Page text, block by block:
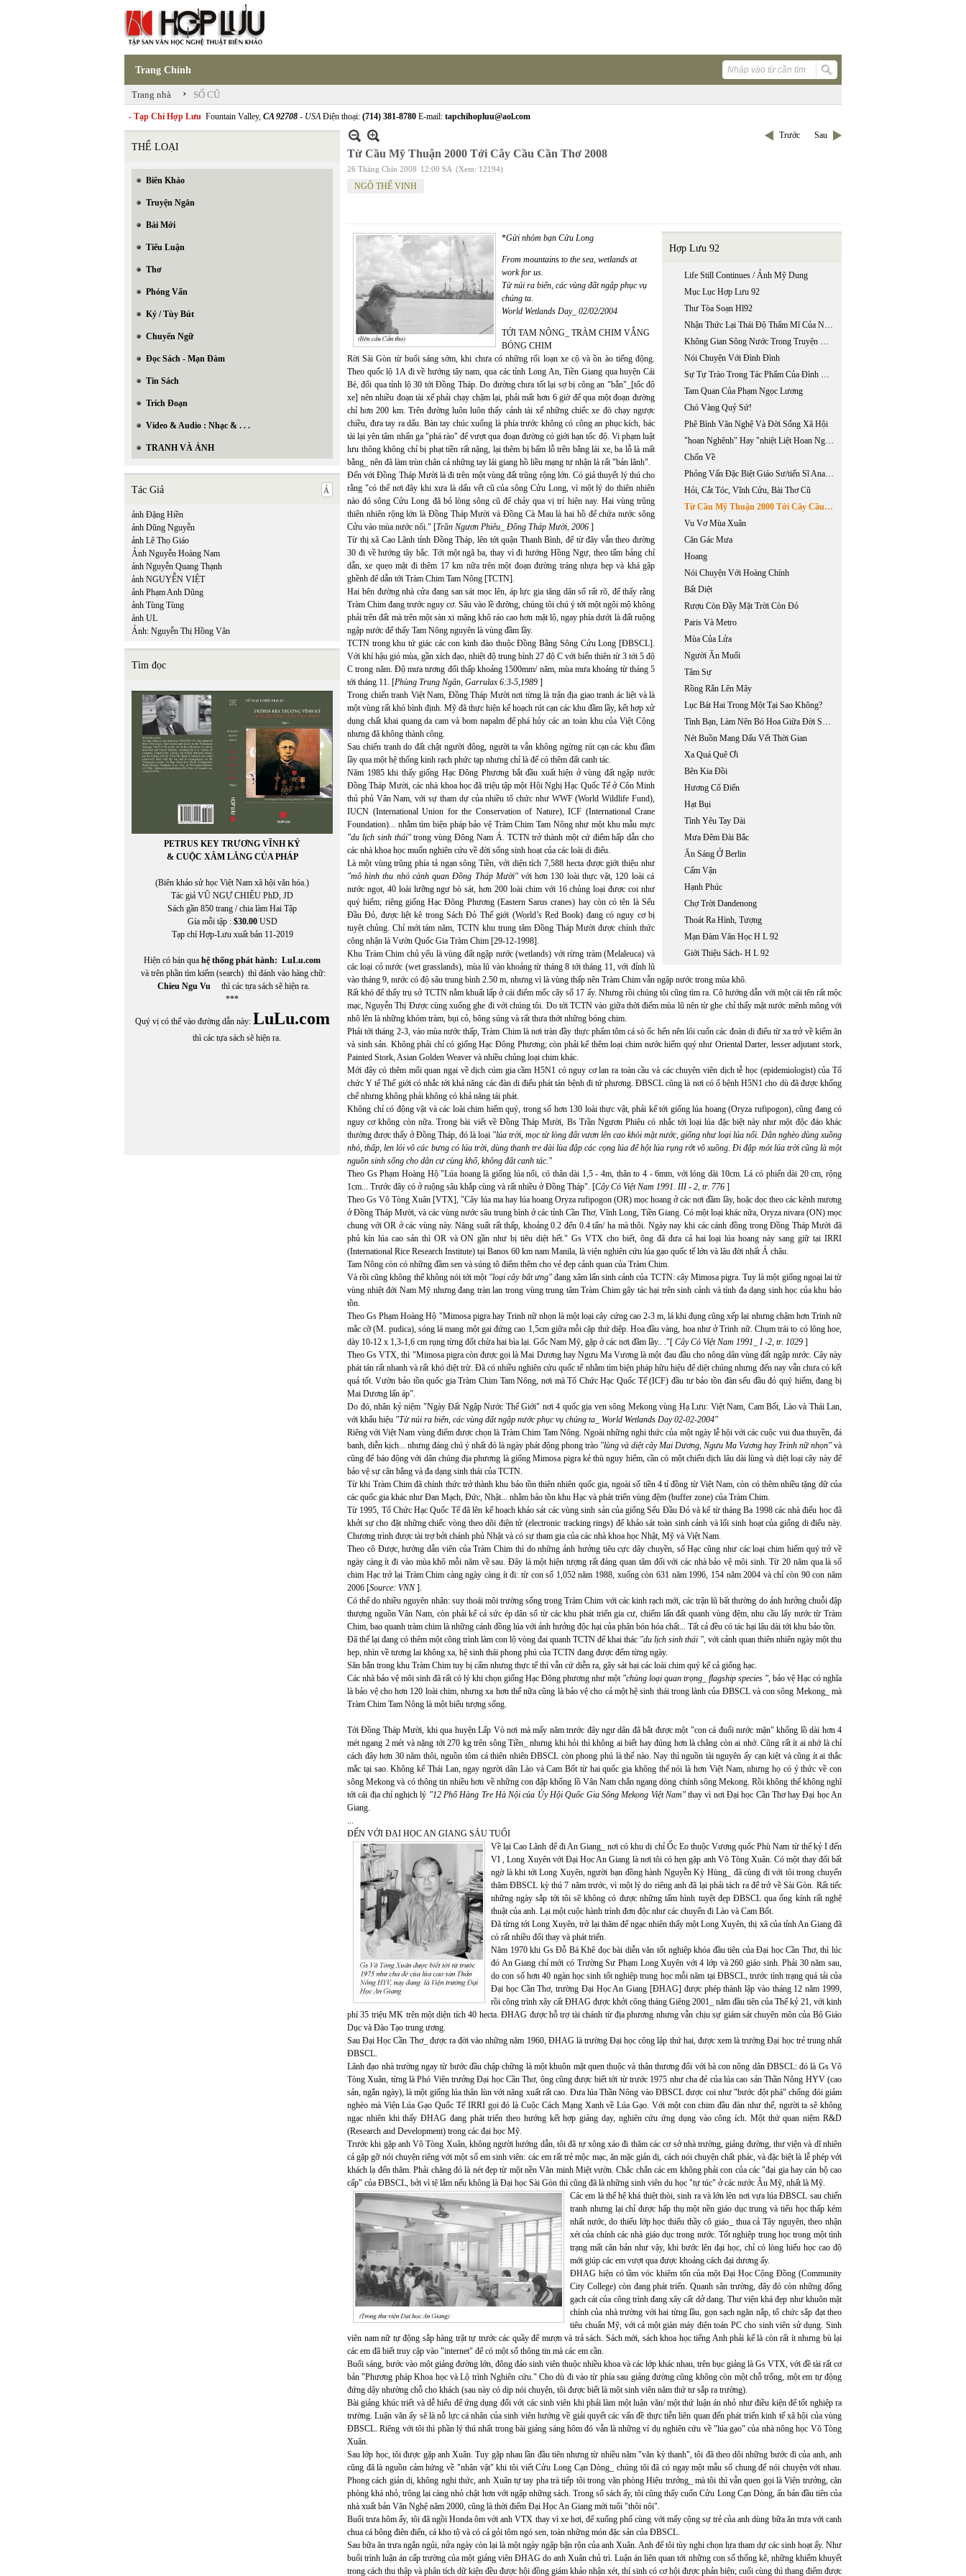
Trang Chính
Trang nhà › SỐ CŨ
- Tạp Chí Hợp Lưu Fountain Valley, CA 92708 - USAĐiện thoại: (714) 381-8780 E-mail: tapchihopluu@aol.com
THỂ LOẠI
Biên Khảo
Truyện Ngắn
Bài Mới
Tiểu Luận
Thơ
Phỏng Vấn
Ký / Tùy Bút
Chuyển Ngữ
Đọc Sách - Mạn Đàm
Tin Sách
Trích Đoạn
Video & Audio : Nhạc & . . .
TRANH VÀ ẢNH
Tác Giả
ảnh Đặng Hiền
ảnh Dũng Nguyễn
ảnh Lê Thọ Giáo
Ảnh Nguyễn Hoàng Nam
ảnh Nguyễn Quang Thạnh
ảnh NGUYỄN VIỆT
ảnh Phạm Anh Dũng
ảnh Tùng Tùng
ảnh UL
Ảnh: Nguyễn Thị Hồng Vân
Tìm đọc
PETRUS KEY TRƯƠNG VĨNH KÝ
& CUỘC XÂM LĂNG CỦA PHÁP
(Biên khảo sử học Việt Nam xã hội văn hóa.)
Tác giả VŨ NGỰ CHIÊU PhD, JD
Sách gần 850 trang / chia làm Hai Tập
Gía mỗi tập : $30.00USD
Tạp chí Hợp-Lưu xuất bản 11-2019
Hiện có bán qua hệ thống phát hành: LuLu.com
và trên phần tìm kiếm (search) thì đánh vào hàng chữ:
Chieu Ngu Vu thì các tựa sách sẽ hiện ra.
***
Quý vị có thể vào đường dẫn này: LuLu.com
thì các tựa sách sẽ hiện ra.
Trước Sau
Từ Cầu Mỹ Thuận 2000 Tới Cây Cầu Cần Thơ 2008
26 Tháng Chín 2008 12:00 SA (Xem: 12194)
NGÔ THẾ VINH
Hợp Lưu 92
Life Still Continues / Ảnh Mỹ Dung
Mục Lục Hợp Lưu 92
Thư Tòa Soạn Hl92
Nhận Thức Lại Thái Độ Thẩm Mĩ Của Nguyễn Trãi Trong "quốc Âm Thi Tập"
Không Gian Sông Nước Trong Truyện Ngắn Của Nguyễn Ngọc Tư
Nói Chuyện Với Đình Đình
Sự Tự Trào Trong Tác Phẩm Của Đình Đình
Tam Quan Của Phạm Ngọc Lương
Chó Vàng Quỷ Sứ!
Phê Bình Văn Nghệ Và Đời Sống Xã Hội
"hoan Nghênh" Hay "nhiệt Liệt Hoan Nghênh?": Chuyến Đi Việt Nam Của Tổng Thống Bush, 17-20/11/2006
Chốn Về
Phỏng Vấn Đặc Biệt Giáo Sư/tiến Sĩ Anatoli Sokolov
Hỏi, Cắt Tóc, Vĩnh Cửu, Bài Thơ Cũ
Từ Cầu Mỹ Thuận 2000 Tới Cây Cầu Cần Thơ 2008
Vu Vơ Mùa Xuân
Căn Gác Mưa
Hoang
Nói Chuyện Với Hoàng Chính
Bất Diệt
Rượu Còn Đầy Mặt Trời Còn Đỏ
Paris Và Metro
Mùa Của Lửa
Người Ăn Muối
Tâm Sự
Rồng Rắn Lên Mây
Lục Bát Hai Trong Một Tại Sao Không?
Tình Bạn, Làm Nên Bó Hoa Giữa Đời Sống Khốn Cùng
Nét Buồn Mang Dấu Vết Thời Gian
Xa Quá Quê Ơi
Bên Kia Đồi
Hương Cổ Điển
Hạt Bụi
Tình Yêu Tay Dài
Mưa Đêm Đài Bắc
Ăn Sáng Ở Berlin
Cấm Vận
Hạnh Phúc
Chợ Trời Dandenong
Thoát Ra Hình, Tượng
Mạn Đàm Văn Học H L 92
Giới Thiệu Sách- H L 92
*Gửi nhóm bạn Cửu Long
From mountains to the sea, wetlands at
work for us.
Từ núi ra biển, các vùng đất ngập phục vụ
chúng ta.
World Wetlands Day_ 02/02/2004
TỚI TAM NÔNG_ TRÀM CHIM VẮNG
BÓNG CHIM
Rời Sài Gòn từ buổi sáng sớm, khi chưa có những rối loạn xe cộ và ồn ào tiếng động.
Theo quốc lộ 1A đi về hướng tây nam, qua các tỉnh Long An, Tiền Giang qua huyện Cái
Bè, đổi qua tỉnh lộ 30 tới Đồng Tháp. Do đường chưa tốt lại sợ bị công an "bắn"_[tốc độ
xe] nên nhiều đoạn tài xế phải chạy chậm lại, phải mất hơn 6 giờ để qua một đoạn đường
chỉ hơn 200 km. Trên đường luôn luôn thấy cảnh tài xế những chiếc xe đò chạy ngược
chiều, đưa tay ra dấu. Bàn tay chúc xuống là phía trước không có công an phục kích, bác
tài lại yên tâm nhấn ga "phá rào" để vượt qua đoạn đường có giới hạn tốc độ. Vi phạm luật
lưu thông không chỉ bị phạt tiền rất nặng, lại thêm bị bấm lỗ trên bằng lái xe, ba lỗ là mất
bằng_ nên đã làm trùn chân cả những tay lái giang hồ liều mạng tự nhận là rất "bản lãnh".
Đến với Đồng Tháp Mười là đi trên một vùng đất trũng rộng lớn. Có giả thuyết lý thú cho
rằng "có thể nơi đây khi xưa là dấu vết cũ của sông Cửu Long, vì một lý do thiên nhiên
nào đó sông Cửu Long đã bỏ lòng sông cũ để chảy qua vị trí hiện nay. Hai vùng trũng
thiên nhiên rộng lớn là Đồng Tháp Mười và Đồng Cà Mau là hai hồ để chứa nước sông
Cửu vào mùa nước nổi." [Trần Ngươn Phiêu_ Đồng Tháp Mười, 2006 ]
Từ thị xã Cao Lãnh tỉnh Đồng Tháp, lên tới quận Thanh Bình, để từ đây vẫn theo đường
30 đi về hướng tây bắc. Tới một ngã ba, thay vì đi hướng Hồng Ngự, theo tấm bảng chỉ
dẫn, xe quẹo mặt đi thêm 17 km nữa trên một đoạn đường tráng nhựa hẹp và khá gập
ghềnh để dẫn tới Tràm Chim Tam Nông [TCTN].
Hai bên đường nhà cửa đang san sát mọc lên, áp lực gia tăng dân số rất rõ, để thấy rằng
Tràm Chim đang trước nguy cơ. Sâu vào lề đường, chúng tôi chú ý tới một ngôi mộ không
phải trên đất mà trên một sàn xi măng khô ráo cao hơn mặt lộ, ngay phía dưới là đất ruộng
ngập nước để thấy Tam Nông nguyên là vùng đầm lầy.
TCTN trong khu tứ giác các con kinh đào thuộc Đồng Bằng Sông Cửu Long [ĐBSCL].
Với khí hậu gió mùa, gần xích đạo, nhiệt độ trung bình 27 độ C với biến thiên từ 3 tới 5 độ
C trong năm. Độ mưa tương đối thấp khoảng 1500mm/ năm, mùa mưa khoảng từ tháng 5
tới tháng 11. [Phùng Trung Ngân, Garrulax 6:3-5,1989 ]
Trong chiến tranh Việt Nam, Đồng Tháp Mười nơi từng là trận địa giao tranh ác liệt và là
một vùng rất khó bình định. Mỹ đã thực hiện kế hoạch rút cạn các khu đầm lầy, kết hợp xử
dụng chất khai quang da cam và bom napalm để phá hủy các an toàn khu của Việt Cộng
nhưng đã không thành công.
Sau chiến tranh do đất chật người đông, người ta vẫn không ngừng rút cạn các khu đầm
lầy qua một hệ thống kinh rạch phức tạp nhưng chỉ là để có thêm đất canh tác.
Năm 1985 khi thấy giống Hạc Đông Phương bắt đầu xuất hiện ở vùng đất ngập nước
Đồng Tháp Mười, các nhà khoa học đã triệu tập một Hội Nghị Hạc Quốc Tế ở Côn Minh
thủ phủ Vân Nam, với sự tham dự của nhiều tổ chức như WWF (World Wildlife Fund),
IUCN (International Union for the Conservation of Nature), ICF (International Crane
Foundation)... nhằm tìm biện pháp bảo vệ Tràm Chim Tam Nông như một khu mẫu mực
"du lịch sinh thái"trong vùng Đông Nam Á. TCTN trở thành một cứ điểm hấp dẫn cho
các nhà khoa học muốn nghiên cứu về đời sống sinh hoạt của các loài di điểu.
Là một vùng trũng phía tả ngạn sông Tiền, với diện tích 7,588 hecta được giới thiệu như
"mô hình thu nhỏ cảnh quan Đồng Tháp Mười"với hơn 130 loài thực vật, 120 loài cá
nước ngọt, 40 loài lưỡng ngư bò sát, hơn 200 loài chim với 16 chủng loại được coi như
quý hiếm; riêng giống Hạc Đông Phương (Eastern Sarus cranes) hay còn có tên là Sếu
Đầu Đỏ, được liệt kê trong Sách Đỏ Thế giới (World’s Red Book) đang có nguy cơ bị
tuyệt chủng. Chỉ mới tám năm, TCTN khu trung tâm Đồng Tháp Mười được chính thức
công nhận là Vườn Quốc Gia Tràm Chim [29-12-1998].
Khu Tràm Chim chủ yếu là vùng đất ngập nước (wetlands) với rừng tràm (Melaleuca) và
các loại cỏ nước (wet grasslands), mùa lũ vào khoảng từ tháng 8 tới tháng 11, với đỉnh lũ
vào tháng 9, nước có độ sâu trung bình 2.50 m, nhưng vì là vùng thấp nên Tràm Chim vẫn ngập nước trong mùa khô.
Rất khó để thấy trụ sở TCTN nằm khuất lấp ở cái điểm mốc cây số 17 ấy. Nhưng rồi chúng tôi cũng tìm ra. Cô hướng dẫn với một cái tên rất mộc
mạc, Nguyễn Thị Được cùng xuống ghe đi với chúng tôi. Do tới TCTN vào giữa thời điểm mùa lũ nên từ ghe chỉ thấy mặt nước mênh mông với
nhô lên là những khóm tràm, bụi cỏ, bông súng và rất thưa thớt những bóng chim.
Phải tới tháng 2-3, vào mùa nước thấp, Tràm Chim là nơi tràn đầy thực phẩm tôm cá sò ốc hến nên lôi cuốn các đoàn di điểu từ xa trở về kiếm ăn
và sinh sản. Không phải chỉ có giống Hạc Đông Phương; còn phải kể thêm loại chim nước hiếm quý như Oriental Darter, lesser adjutant stork,
Painted Stork, Asian Golden Weaver và nhiều chủng loại chim khác.
Mới đây có thêm mối quan ngại về dịch cúm gia cầm H5N1 có nguy cơ lan ra toàn cầu và các chuyên viên dịch tễ học (epidemiologist) của Tổ
chức Y tế Thế giới có nhắc tới khả năng các đàn di điểu phát tán bệnh đi tứ phương. ĐBSCL cũng là nơi có ổ bệnh H5N1 cho dù đã được khống
chế nhưng không phải không có khả năng tái phát.
Không chỉ có động vật và các loài chim hiếm quý, trong số hơn 130 loài thực vật, phải kể tới giống lúa hoang (Oryza rufipogon), cũng đang có
nguy cơ không còn nữa. Trong bài viết về Đồng Tháp Mười, Bs Trần Ngươn Phiêu có nhắc tới loại lúa đặc biệt này như một độc đáo khác
thường được thấy ở Đồng Tháp, đó là loại "lúa trời, mọc từ lòng đất vươn lên cao khỏi mặt nước, giống như loại lúa nổi. Dân nghèo dùng xuồng
nhỏ, thấp, len lỏi vô các bưng có lúa trời, dùng thanh tre dài lùa đập các cọng lúa để hột lúa rụng rớt vô xuồng. Đi đập mót lúa trời cũng là một
nguồn sinh sống cho dân cư cùng khổ, không đất canh tác."
Theo Gs Phạm Hoàng Hộ "Lúa hoang là giống lúa nổi, có thân dài 1,5 - 4m, thân to 4 - 6mm, với lóng dài 10cm. Lá có phiến dài 20 cm, rộng
1cm... Trước đây có ở ruộng sâu khắp cùng và rất nhiều ở Đồng Tháp". [Cây Cỏ Việt Nam 1991. III - 2, tr. 776 ]
Theo Gs Võ Tòng Xuân [VTX], "Cây lúa ma hay lúa hoang Oryza rufipogon (OR) mọc hoang ở các nơi đầm lầy, hoặc dọc theo các kênh mương
ở Đồng Tháp Mười, và các vùng nước sâu trung bình ở các tỉnh Cần Thơ, Vĩnh Long, Tiền Giang. Có một loại khác nữa, Oryza nivara (ON) mọc
chung với OR ở các vùng này. Năng suất rất thấp, khoảng 0.2 đến 0.4 tấn/ ha mà thôi. Ngày nay khi các cánh đồng trong Đồng Tháp Mười đã
phủ kín lúa cao sản thì OR và ON gần như bị tiêu diệt hết." Gs VTX cho biết, ông đã đưa cả hai loại lúa hoang này sang giữ tại IRRI
(International Rice Research Institute) tại Banos 60 km nam Manila, là viện nghiên cứu lúa gạo quốc tế lớn và lâu đời nhất Á châu.
Tam Nông còn có những đầm sen và súng tô điểm thêm cho vẻ đẹp cảnh quan của Tràm Chim.
Và rồi cũng không thể không nói tới một"loại cây bất ưng"đang xâm lấn sinh cảnh của TCTN: cây Mimosa pigra. Tuy là một giống ngoại lai từ
vùng nhiệt đới Nam Mỹ nhưng đang tràn lan trong vùng trung tâm Tràm Chim gây tác hại trên sinh cảnh và tính đa dạng sinh học của khu bảo
tồn.
Theo Gs Phạm Hoàng Hộ "Mimosa pigra hay Trinh nữ nhọn là một loại cây cứng cao 2-3 m, lá khi đụng cũng xếp lại nhưng chậm hơn Trinh nữ
mắc cỡ (M. pudica), sóng lá mang một gai đứng cao 1,5cm giữa mỗi cặp thứ diệp. Hoa đầu vàng, hoa như ở Trinh nữ. Chụm trái to có lông hoe,
dày 10-12 x 1,3-1,6 cm rụng từng đốt chừa hai bìa lại. Gốc Nam Mỹ, gặp ở các nơi đầm lầy.. ."[ Cây Cỏ Việt Nam 1991_ I -2, tr. 1029 ]
Theo Gs VTX, thì "Mimosa pigra còn được gọi là Mai Dương hay Ngưu Ma Vương là một đau đầu cho nông dân vùng đất ngập nước. Cây này
phát tán rất nhanh và rất khó diệt trừ. Đã có nhiều nghiên cứu quốc tế nhằm tìm biện pháp hữu hiệu để diệt chúng nhưng đến nay vẫn chưa có kết
quả tốt. Vườn bảo tồn quốc gia Tràm Chim Tam Nông, nơi mà Tổ Chức Hạc Quốc Tế (ICF) đầu tư bảo tồn đàn sếu đầu đỏ quý hiếm, đang bị
Mai Dương lấn áp".
Do đó, nhân kỷ niệm "Ngày Đất Ngập Nước Thế Giới" nơi 4 quốc gia ven sông Mekong vùng Hạ Lưu: Việt Nam, Cam Bốt, Lào và Thái Lan,
với khẩu hiệu "Từ núi ra biển, các vùng đất ngập nước phục vụ chúng ta_ World Wetlands Day 02-02-2004"
Riêng với Việt Nam vùng điểm được chọn là Tràm Chim Tam Nông. Ngoài những nghi thức của một ngày lễ hội với các cuộc vui đua thuyền, đá
banh, diễn kịch... nhưng đáng chú ý nhất đó là ngày phát động phong trào "lùng và diệt cây Mai Dương, Ngưu Ma Vương hay Trinh nữ nhọn" và
cũng để báo động với dân chúng địa phương là giống Mimosa pigra kẻ thù nguy hiểm, cần có một chiến dịch lâu dài lùng và diệt loại cây này để
bảo vệ sự cân bằng và đa dạng sinh thái của TCTN.
Từ khi Tràm Chim đã chính thức trở thành khu bảo tồn thiên nhiên quốc gia, ngoài số tiền 4 tỉ đồng từ Việt Nam, còn có thêm nhiều tặng dữ của
các quốc gia khác như Đan Mạch, Đức, Nhật... nhằm bảo tồn khu Hạc và phát triển vùng đệm (buffer zone) của Tràm Chim.
Từ 1995, Tổ Chức Hạc Quốc Tế đã lên kế hoạch khảo sát các vùng sinh sản của giống Sếu Đầu Đỏ và kể từ tháng Ba 1998 các nhà điểu học đã
khởi sự cho đặt những chiếc vòng theo dõi điện tử (electronic tracking rings) để khảo sát toàn sinh cảnh và lối sinh hoạt của giống di điểu này.
Chương trình được tài trợ bởi chánh phủ Nhật và có sự tham gia của các nhà khoa học Nhật, Mỹ và Việt Nam.
Theo cô Được, hướng dẫn viên của Tràm Chim thì do những ảnh hưởng tiêu cực dây chuyền, số Hạc cũng như các loại chim hiếm quý trở về
ngày càng ít đi vào mùa khô mỗi năm về sau. Đây là một hiện tượng rất đáng quan tâm đối với các nhà bảo vệ môi sinh. Từ 20 năm qua là số
chim Hạc trở lại Tràm Chim càng ngày càng ít đi: từ con số 1,052 năm 1988, xuống còn 631 năm 1996, 154 năm 2004 và chỉ còn 90 con năm
2006 [Source: VNN].
Có thể do nhiều nguyên nhân: suy thoái môi trường sống trong Tràm Chim với các kinh rạch mới, các trận lũ bất thường do ảnh hưởng chuỗi đập
thượng nguồn Vân Nam, còn phải kể cả sức ép dân số từ các khu phát triển gia cư, chiếm lấn đất quanh vùng đệm, nhu cầu lấy nước từ Tràm
Chim, bao quanh tràm chim là những cánh đồng lúa với ảnh hưởng độc hại của phân bón hóa chất... Tất cả đều có tác hại lâu dài tới khu bảo tồn.
Đã thế lại đang có thêm một công trình làm con lộ vòng đai quanh TCTN để khai thác "du lịch sinh thái ", với cảnh quan thiên nhiên ngày một thu
hẹp, nhìn về tương lai không xa, hệ sinh thái phong phú của TCTN đang được đếm từng ngày.
Săn bắn trong khu Tràm Chim tuy bị cấm nhưng thực tế thì vẫn cứ diễn ra, gây sát hại các loài chim quý kể cả giống hạc.
Các nhà bảo vệ môi sinh đã rất có lý khi chọn giống Hạc Đông phương như một"chủng loại quan trọng_ flagship species ", bảo vệ Hạc có nghĩa
là bảo vệ cho hơn 120 loài chim, nhưng xa hơn thế nữa cũng là bảo vệ cho cả một hệ sinh thái trong lành của ĐBSCL và con sông Mekong_ mà
Tràm Chim Tam Nông là một biểu tượng sống.
Tới Đồng Tháp Mười, khi qua huyện Lấp Vò nơi mà mấy năm trước đây ngư dân đã bắt được một "con cá đuối nước mặn" khổng lồ dài hơn 4
mét ngang 2 mét và nặng tới 270 kg trên sông Tiền_ nhưng khi hỏi thì không ai biết hay đúng hơn là chẳng còn ai nhớ. Cũng rất ít ai nhớ là chỉ
cách đây hơn 30 năm thôi, nguồn tôm cá thiên nhiên ĐBSCL còn phong phú là thế nào. Nay thì nguồn tài nguyên ấy cạn kiệt và cũng ít ai thắc
mắc tại sao. Không kể Thái Lan, ngay người dân Lào và Cam Bốt từ hai quốc gia không thể nói là hơn Việt Nam, nhưng họ có ý thức về con
sông Mekong và có thông tin nhiều hơn về những con đập khổng lồ Vân Nam chắn ngang dòng chính sông Mekong. Rồi không thể không nghĩ
tới cái địa chỉ nghịch lý "12 Phố Hàng Tre Hà Nội của Ủy Hội Quốc Gia Sông Mekong Việt Nam"thay vì nơi Đại học Cần Thơ hay Đại học An
Giang.
...
ĐẾN VỚI ĐẠI HỌC AN GIANG SÁU TUỔI
Về lại Cao Lãnh để đi An Giang_ nơi có khu di chỉ Ốc Eo thuộc Vương quốc Phù Nam từ thế kỷ I đến
VI , Long Xuyên với Đại Học An Giang là nơi tôi có hẹn gặp anh Võ Tòng Xuân. Có một thay đổi bất
ngờ là khi tới Long Xuyên, người bạn đồng hành Nguyễn Kỳ Hùng_ đã cùng đi với tôi trong chuyến
thăm ĐBSCL kỳ thú 7 năm trước, vì một lý do riêng anh đã lại phải tách ra để trở về Sài Gòn. Rất tiếc
những ngày sắp tới tôi sẽ không có được những tấm hình tuyệt đẹp ĐBSCL qua ống kính rất nghệ
thuật của anh. Lại một cuộc hành trình đơn độc như các chuyến đi Lào và Cam Bốt.
Đã từng tới Long Xuyên, trở lại thăm để ngạc nhiên thấy một Long Xuyên, thị xã của tỉnh An Giang đã
có rất nhiều đổi thay và phát triển.
Năm 1970 khi Gs Đỗ Bá Khê đọc bài diễn văn tốt nghiệp khóa đầu tiên của Đại học Cần Thơ, thì lúc
đó An Giang chỉ mới có Trường Sư Phạm Long Xuyên với 4 lớp và 260 giáo sinh. Phải 30 năm sau,
do con số hơn 40 ngàn học sinh tốt nghiệp trung học mỗi năm tại ĐBSCL, trước tình trạng quá tải của
Đại học Cần Thơ, trường Đại Học An Giang [ĐHAG] được phép thành lập vào tháng 12 năm 1999,
rồi công trình xây cất ĐHAG được khởi công tháng Giêng 2001_ năm đầu tiên của Thế kỷ 21, với kinh
phí 35 triệu MK trên một diện tích 40 hecta. ĐHAG được hỗ trợ tài chánh từ địa phương nhưng vẫn chịu sự giám sát chuyên môn của Bộ Giáo
Dục và Đào Tạo trung ương.
Sau Đại Học Cần Thơ_ được ra đời vào những năm 1960, ĐHAG là trường Đại học công lập thứ hai, được xem là trường Đại học trẻ trung nhất
ĐBSCL.
Lãnh đạo nhà trường ngay từ bước đầu chập chững là một khuôn mặt quen thuộc và thân thương đối với bà con nông dân ĐBSCL: đó là Gs Võ
Tòng Xuân, từng là Phó Viện trưởng Đại học Cần Thơ, ông cũng được biết tới từ trước 1975 như cha đẻ của lúa cao sản Thần Nông HYV (cao
sản, ngắn ngày), là một giống lúa thân lùn với năng xuất rất cao. Đưa lúa Thần Nông vào ĐBSCL được coi như "bước đột phá" chống đói giảm
nghèo mà Viện Lúa Gạo Quốc Tế IRRI gọi đó là Cuộc Cách Mạng Xanh về Lúa Gạo. Với một con chim đầu đàn như thế, người ta sẽ không
ngạc nhiên khi thấy ĐHAG đang phát triển theo hướng kết hợp giảng dạy, nghiên cứu ứng dụng vào công ích. Một thứ quan niệm R&D
(Research and Development) trong các đại học Mỹ.
Trước khi gặp anh Võ Tòng Xuân, không người hướng dẫn, tôi đã tự xông xáo đi thăm các cơ sở nhà trường, giảng đường, thư viện và dĩ nhiên
cả gặp gỡ nói chuyện riêng với một số em sinh viên: các em rất trẻ mộc mạc, ăn mặc giản dị, cách nói chuyện chất phác, và đặc biệt là lễ phép với
khách lạ đến thăm. Phải chăng đó là nét đẹp từ một nền Văn minh Miệt vườn. Chắc chắn các em không phải con của các "đại gia hay cán bộ cao
cấp" của ĐBSCL, bởi vì tệ lắm nếu không là Đại học Sài Gòn thì cũng đã là những sinh viên du học "tự túc" ở các nước Âu Mỹ, nhất là Mỹ.
Các em là thế hệ khá thiệt thòi, sinh ra và lớn lên nơi vựa lúa ĐBSCL sau chiến
tranh nhưng lại chỉ được hấp thụ một nền giáo dục trung và tiểu học thấp kém
nhất nước, do thiếu lớp học thiếu thầy cô giáo_ thua cả Tây nguyên, theo nhận
xét của chính các nhà giáo dục trong nước. Tốt nghiệp trung học trong một tình
trạng mất căn bản như vậy, khi bước lên đại học, chỉ có lòng hiếu học cao độ
mới giúp các em vượt qua được khoảng cách đại dương ấy.
ĐHAG hiện có tầm vóc khiêm tốn của một Đại Học Cộng Đồng (Community
City College) còn đang phát triển. Quanh sân trường, đây đó còn những đống
gạch cát của công trình đang xây cất dở dang. Thư viện khá đẹp như khuôn mặt
chính của nhà trường với hai từng lầu, gọn sạch ngăn nắp, tổ chức sắp đạt theo
tiêu chuẩn Mỹ, với cả một giàn máy điện toán PC cho sinh viên sử dụng. Sinh
viên nam nữ tự động sắp hàng trật tự trước các quầy để mượn và trả sách. Sách mới, sách khoa học tiếng Anh phải kể là còn rất ít nhưng bù lại
các em đã biết truy cập vào "internet" để có một số thông tin mà các em cần.
Buổi sáng, bước vào một giảng đường lớn, đông đảo sinh viên thuộc nhiều khoa và các lớp khác nhau, trên bục giảng là Gs VTX, với đề tài rất cơ
bản "Phương pháp Khoa học và Lộ trình Nghiên cứu." Cho dù đi vào từ phía sau giảng đường cũng không còn một chỗ trống, một em tự động
đứng dậy nhường chỗ cho khách (sau này có dịp nói chuyện, tôi được biết là một sinh viên năm thứ tư sắp ra trường).
Bài giảng khúc triết và dễ hiểu để ứng dụng đối với các sinh viên khi phải làm một luận văn/ một thứ luận án nhỏ như điều kiện để tốt nghiệp ra
trường. Luận văn ấy sẽ là nỗ lực cá nhân của sinh viên hướng về giải quyết các vấn đề thực tiễn liên quan đến phát triển kinh tế xã hội của vùng
ĐBSCL. Riêng với tôi thì phần lý thú nhất trong bài giảng sáng hôm đó vẫn là những ví dụ nghiên cứu về "lúa gạo" của nhà nông học Võ Tòng
Xuân.
Sau lớp học, tôi được gặp anh Xuân. Tuy gặp nhau lần đầu tiên nhưng từ nhiều năm "văn kỳ thanh", tôi đã theo dõi những bước đi của anh, anh
cũng đã là nguồn cảm hứng về "nhân vật" khi tôi viết Cửu Long Cạn Dòng_ chúng tôi đã có ngay một mẫu số chung để nói chuyện với nhau.
Phong cách giản dị, không nghi thức, anh Xuân tự tay pha trà tiếp tôi trong văn phòng Hiệu trưởng_ mà tôi thì vẫn quen gọi là Viện trưởng, căn
phòng khá nhỏ, trông lại càng nhỏ chật hơn với ngập những sách. Trong số sách ấy, tôi cũng thấy cuốn Cửu Long Cạn Dòng, ấn bản đầu tiên của
nhà xuất bản Văn Nghệ năm 2000, cũng là thời điểm Đại Học An Giang mới tuổi "thôi nôi".
Buổi trưa hôm ấy, tôi đã ngồi Honda ôm với anh VTX thay vì xe hơi, để xuống phố cùng với mấy cộng sự trẻ của anh dùng bữa ăn trưa với canh
chua cá bông điên điển, cá kho tộ và có cả gỏi tôm ngó sen, toàn những món đặc sản của ĐBSCL.
Sau bữa ăn trưa ngắn ngủi, nửa ngày còn lại là một ngày ngập bận rộn của anh Xuân. Anh để tôi tùy nghi chọn lựa tham dự các sinh hoạt ấy. Như
buổi trình luận án cấp trường của một giảng viên ĐHAG do anh Xuân chủ trì. Luận án liên quan tới những con số thống kê, những khiếm khuyết
trong cách thu thập và phân tích dữ kiện đều được hội đồng giám khảo nhận xét, thí sinh có cơ hội được phản biện; cuối cùng thì thang điểm được